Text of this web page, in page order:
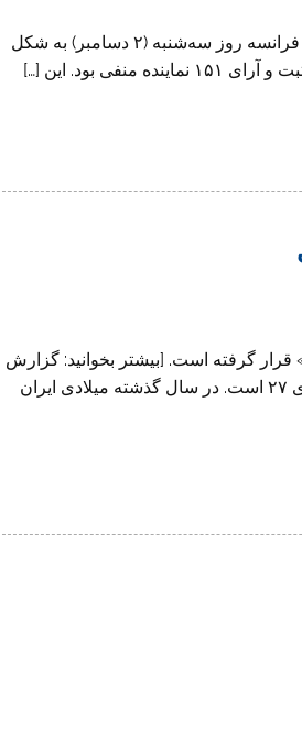
اسرائیل رای پارلمان فرانسه را “اشتباهی مهلک” دانسته است. نمایندگان پارلمان فرانسه روز سه‌شنبه (۲ دسامبر) به شکل
جهانی احساس فساد» قرار گرفته است. [بیشتر بخوانید: گزارش
سال ۲۰۱۳ سازمان شفافیت بین‌الملل] امتیاز ایران در گزارش سال ۲۰۱۴ میلادی ۲۷ است. در سال گذشته میلادی ایران